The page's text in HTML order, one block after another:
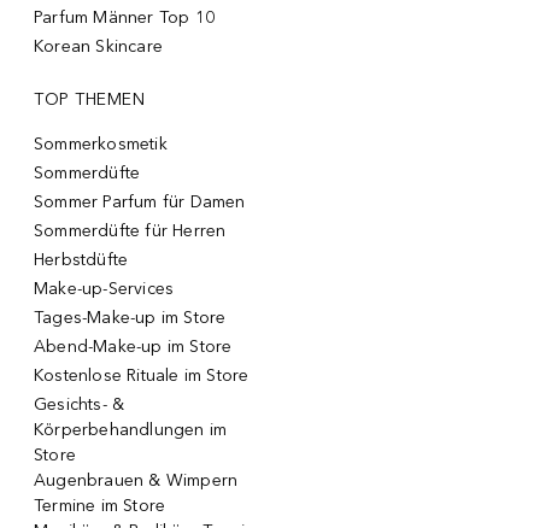
Parfum Männer Top 10
Korean Skincare
TOP THEMEN
Sommerkosmetik
Sommerdüfte
Sommer Parfum für Damen
Sommerdüfte für Herren
Herbstdüfte
Make-up-Services
Tages-Make-up im Store
Abend-Make-up im Store
Kostenlose Rituale im Store
Gesichts- &
Körperbehandlungen im
Store
Augenbrauen & Wimpern
Termine im Store